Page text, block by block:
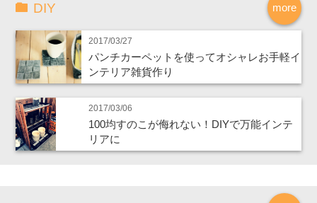
more
DIY
2017/03/27
パンチカーペットを使ってオシャレお手軽イ
ンテリア雑貨作り
2017/03/06
100均すのこが侮れない！DIYで万能インテ
リアに